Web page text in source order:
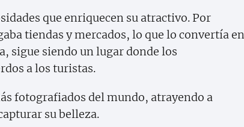
que enriquecen su atractivo. Por
tiendas y mercados, lo que lo convertía en
sigue siendo un lugar donde los
a los turistas.
fotografiados del mundo, atrayendo a
su belleza.